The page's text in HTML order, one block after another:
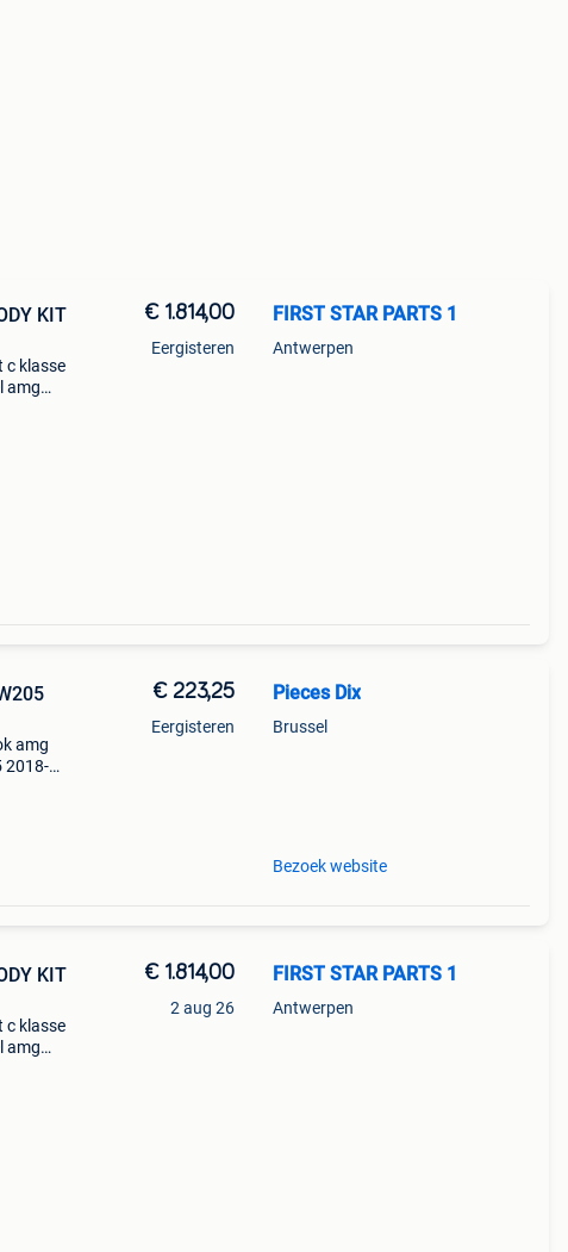
KIT
c klasse
amg
€ 1.814,00
Eergisteren
FIRST STAR PARTS 1
Antwerpen
amg
2018-
€ 223,25
Eergisteren
Pieces Dix
Brussel
Bezoek website
KIT
c klasse
amg
€ 1.814,00
2 aug 26
FIRST STAR PARTS 1
Antwerpen